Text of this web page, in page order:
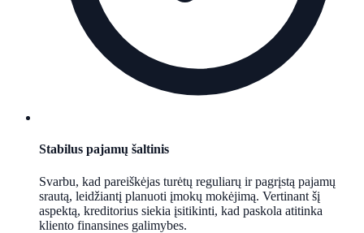
Stabilus pajamų šaltinis
Svarbu, kad pareiškėjas turėtų reguliarų ir pagrįstą pajamų
srautą, leidžiantį planuoti įmokų mokėjimą. Vertinant šį
aspektą, kreditorius siekia įsitikinti, kad paskola atitinka
kliento finansines galimybes.